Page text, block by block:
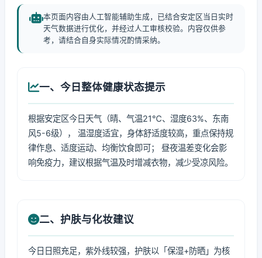
本页面内容由人工智能辅助生成，已结合安定区当日实时
天气数据进行优化，并经过人工审核校验。内容仅供参
考，请结合自身实际情况酌情采纳。
一、今日整体健康状态提示
根据安定区今日天气（晴、气温21℃、湿度63%、东南
风5-6级）， 温湿度适宜，身体舒适度较高，重点保持规
律作息、适度运动、均衡饮食即可； 昼夜温差变化会影
响免疫力，建议根据气温及时增减衣物，减少受凉风险。
二、护肤与化妆建议
今日日照充足，紫外线较强，护肤以「保湿+防晒」为核